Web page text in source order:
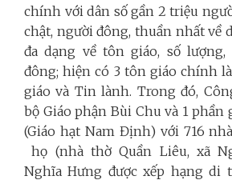
chính với dân số gần 2 triệu
chật, người đông, thuần nhất về
đa dạng về tôn giáo, số lượng,
đông; hiện có 3 tôn giáo chính
giáo và Tin lành. Trong đó,
bộ Giáo phận Bùi Chu và 1 phần
(Giáo hạt Nam Định) với 716
họ (nhà thờ Quần Liêu, xã
Nghĩa Hưng được xếp hạng di